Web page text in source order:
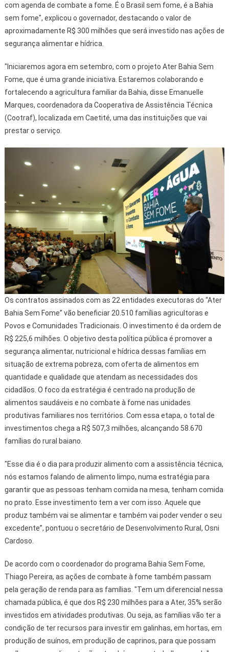
com agenda de combate a fome. É o Brasil sem fome, é a Bahia
sem fome", explicou o governador, destacando o valor de
aproximadamente R$ 300 milhões que será investido nas ações de
segurança alimentar e hídrica.
"Iniciaremos agora em setembro, com o projeto Ater Bahia Sem
Fome, que é uma grande iniciativa. Estaremos colaborando e
fortalecendo a agricultura familiar da Bahia, disse Emanuelle
Marques, coordenadora da Cooperativa de Assistência Técnica
(Cootraf), localizada em Caetité, uma das instituições que vai
prestar o serviço.
Os contratos assinados com as 22 entidades executoras do “Ater
Bahia Sem Fome” vão beneficiar 20.510 famílias agricultoras e
Povos e Comunidades Tradicionais. O investimento é da ordem de
R$ 225,6 milhões. O objetivo desta política pública é promover a
segurança alimentar, nutricional e hídrica dessas famílias em
situação de extrema pobreza, com oferta de alimentos em
quantidade e qualidade que atendam as necessidades dos
cidadãos. O foco da estratégia é centrado na produção de
alimentos saudáveis e no combate à fome nas unidades
produtivas familiares nos territórios. Com essa etapa, o total de
investimentos chega a R$ 507,3 milhões, alcançando 58.670
famílias do rural baiano.
"Esse dia é o dia para produzir alimento com a assistência técnica,
nós estamos falando de alimento limpo, numa estratégia para
garantir que as pessoas tenham comida na mesa, tenham comida
no prato. Esse investimento tem a ver com isso. Aquele que
produz também vai se alimentar e também vai poder vender o seu
excedente”, pontuou o secretário de Desenvolvimento Rural, Osni
Cardoso.
De acordo com o coordenador do programa Bahia Sem Fome,
Thiago Pereira, as ações de combate à fome também passam
pela geração de renda para as famílias. "Tem um diferencial nessa
chamada pública, é que dos R$ 230 milhões para a Ater, 35% serão
investidos em atividades produtivas. Ou seja, as famílias vão ter a
condição de ter recursos para investir em galinhas, em hortas, em
produção de suínos, em produção de caprinos, para que possam